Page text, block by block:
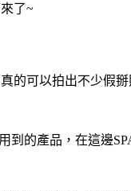
了~
的可以拍出不少假
到的產品，在這邊